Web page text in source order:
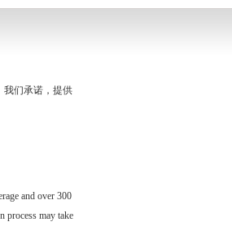
我们承诺，提供
and over 300
process may take